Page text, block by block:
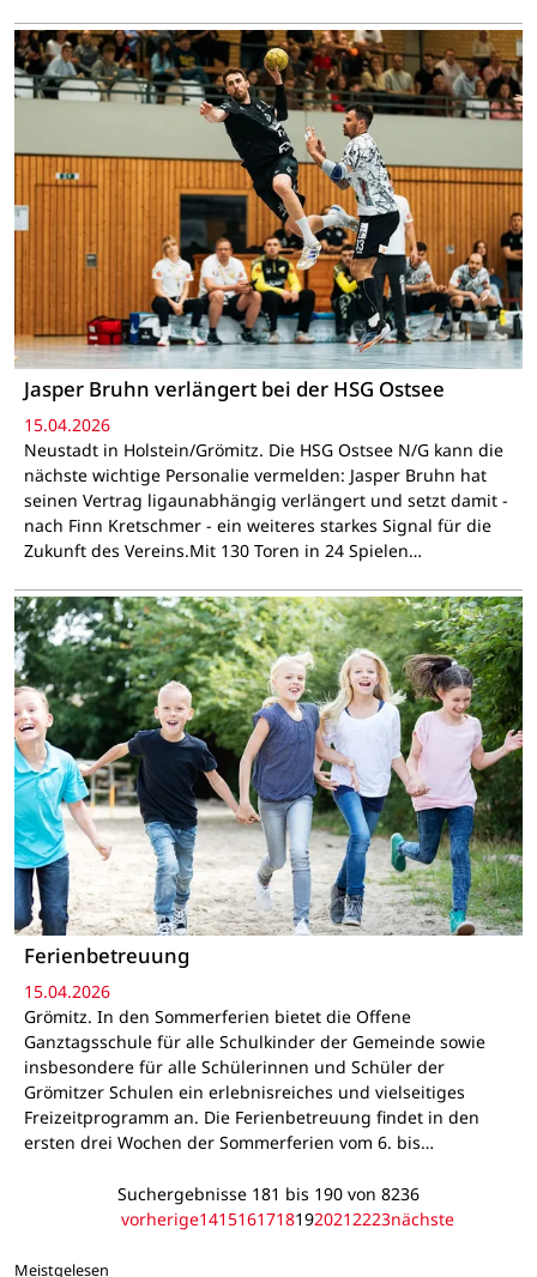
Jasper Bruhn verlängert bei der HSG Ostsee
15.04.2026
Neustadt in Holstein/Grömitz. Die HSG Ostsee N/G kann die
nächste wichtige Personalie vermelden: Jasper Bruhn hat
seinen Vertrag ligaunabhängig verlängert und setzt damit -
nach Finn Kretschmer - ein weiteres starkes Signal für die
Zukunft des Vereins.Mit 130 Toren in 24 Spielen…
Ferienbetreuung
15.04.2026
Grömitz. In den Sommerferien bietet die Offene
Ganztagsschule für alle Schulkinder der Gemeinde sowie
insbesondere für alle Schülerinnen und Schüler der
Grömitzer Schulen ein erlebnisreiches und vielseitiges
Freizeitprogramm an. Die Ferienbetreuung findet in den
ersten drei Wochen der Sommerferien vom 6. bis…
Suchergebnisse 181 bis 190 von 8236
vorherige14151617181920212223nächste
Meistgelesen